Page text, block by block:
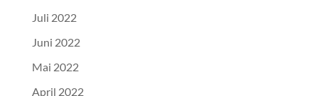
Juli 2022
Juni 2022
Mai 2022
April 2022